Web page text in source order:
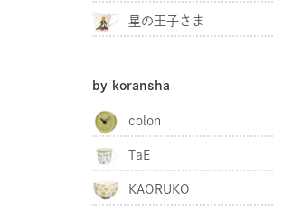
星の王子さま
by koransha
colon
TaE
KAORUKO